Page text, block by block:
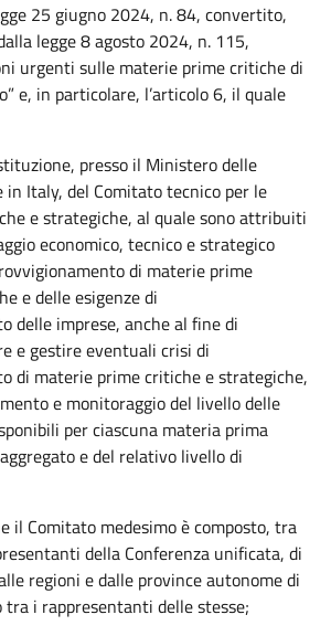
25 giugno 2024, n. 84, convertito,
legge 8 agosto 2024, n. 115,
urgenti sulle materie prime critiche di
e, in particolare, l’articolo 6, il quale
presso il Ministero delle
in Italy, del Comitato tecnico per le
e strategiche, al quale sono attribuiti
economico, tecnico e strategico
di materie prime
e delle esigenze di
delle imprese, anche al fine di
e gestire eventuali crisi di
di materie prime critiche e strategiche,
e monitoraggio del livello delle
per ciascuna materia prima
e del relativo livello di
il Comitato medesimo è composto, tra
della Conferenza unificata, di
regioni e dalle province autonome di
tra i rappresentanti delle stesse;